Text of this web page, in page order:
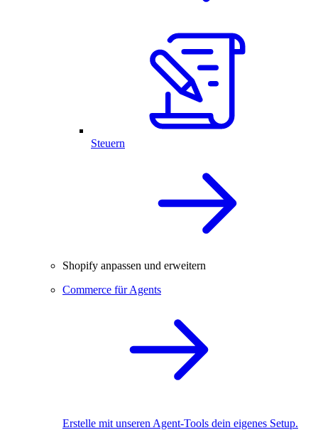
Steuern
Shopify anpassen und erweitern
Commerce für Agents
Erstelle mit unseren Agent-Tools dein eigenes Setup.